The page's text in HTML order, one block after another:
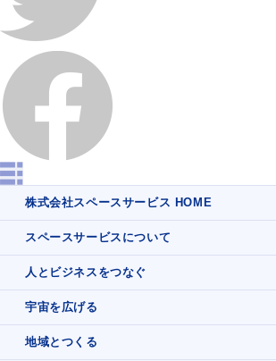
株式会社スペースサービス HOME
スペースサービスについて
人とビジネスをつなぐ
宇宙を広げる
地域とつくる